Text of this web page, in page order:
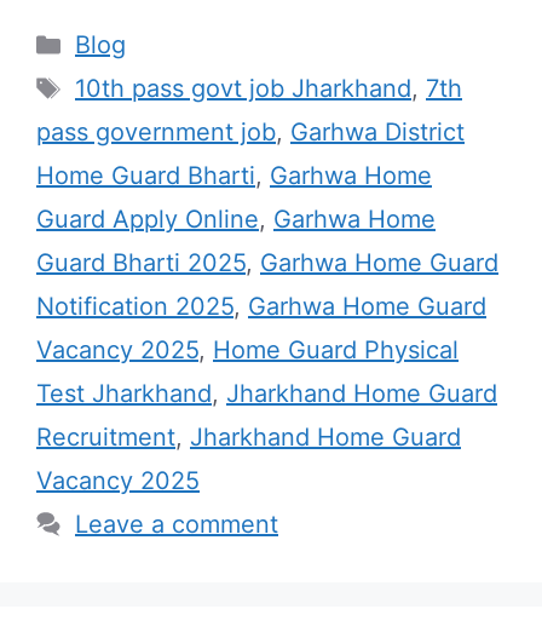
Categories
Blog
Tags
10th pass govt job Jharkhand, 7th
pass government job, Garhwa District
Home Guard Bharti, Garhwa Home
Guard Apply Online, Garhwa Home
Guard Bharti 2025, Garhwa Home Guard
Notification 2025, Garhwa Home Guard
Vacancy 2025, Home Guard Physical
Test Jharkhand, Jharkhand Home Guard
Recruitment, Jharkhand Home Guard
Vacancy 2025
Leave a comment